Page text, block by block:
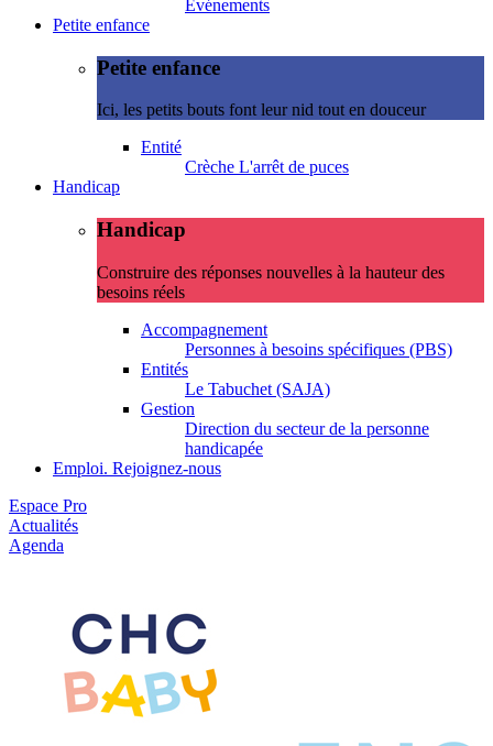
Evénements
Petite enfance
Petite enfance
Ici, les petits bouts font leur nid tout en douceur
Entité
Crèche L'arrêt de puces
Handicap
Handicap
Construire des réponses nouvelles à la hauteur des
besoins réels
Accompagnement
Personnes à besoins spécifiques (PBS)
Entités
Le Tabuchet (SAJA)
Gestion
Direction du secteur de la personne
handicapée
Emploi. Rejoignez-nous
Espace Pro
Actualités
Agenda